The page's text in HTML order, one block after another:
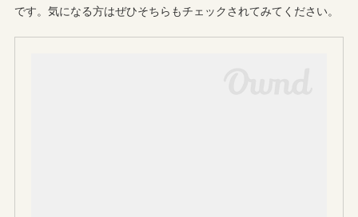
です。気になる方はぜひそちらもチェックされてみてください。